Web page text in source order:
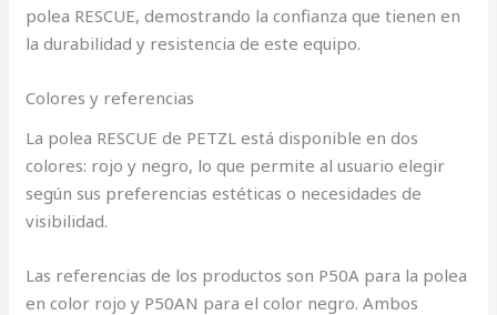
polea RESCUE, demostrando la confianza que tienen en
la durabilidad y resistencia de este equipo.
Colores y referencias
La polea RESCUE de PETZL está disponible en dos
colores: rojo y negro, lo que permite al usuario elegir
según sus preferencias estéticas o necesidades de
visibilidad.
Las referencias de los productos son P50A para la polea
en color rojo y P50AN para el color negro. Ambos